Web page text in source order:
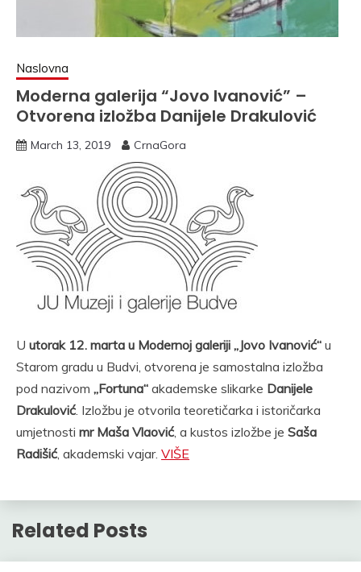
Naslovna
Moderna galerija “Jovo Ivanović” –
Otvorena izložba Danijele Drakulović
March 13, 2019 CrnaGora
U utorak 12. marta u Modernoj galeriji „Jovo Ivanović“ u
Starom gradu u Budvi, otvorena je samostalna izložba
pod nazivom „Fortuna“ akademske slikarke Danijele
Drakulović. Izložbu je otvorila teoretičarka i istoričarka
umjetnosti mr Maša Vlaović, a kustos izložbe je Saša
Radišić, akademski vajar. VIŠE
Related Posts